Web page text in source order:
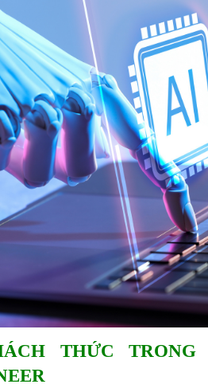
THỨC TRONG